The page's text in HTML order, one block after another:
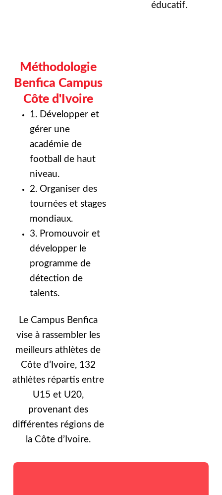
éducatif.
Méthodologie
Benfica Campus
Côte d'Ivoire
1. Développer et
gérer une
académie de
football de haut
niveau.
2. Organiser des
tournées et stages
mondiaux.
3. Promouvoir et
développer le
programme de
détection de
talents.
Le Campus Benfica
vise à rassembler les
meilleurs athlètes de
Côte d’Ivoire, 132
athlètes répartis entre
U15 et U20,
provenant des
différentes régions de
la Côte d’Ivoire.